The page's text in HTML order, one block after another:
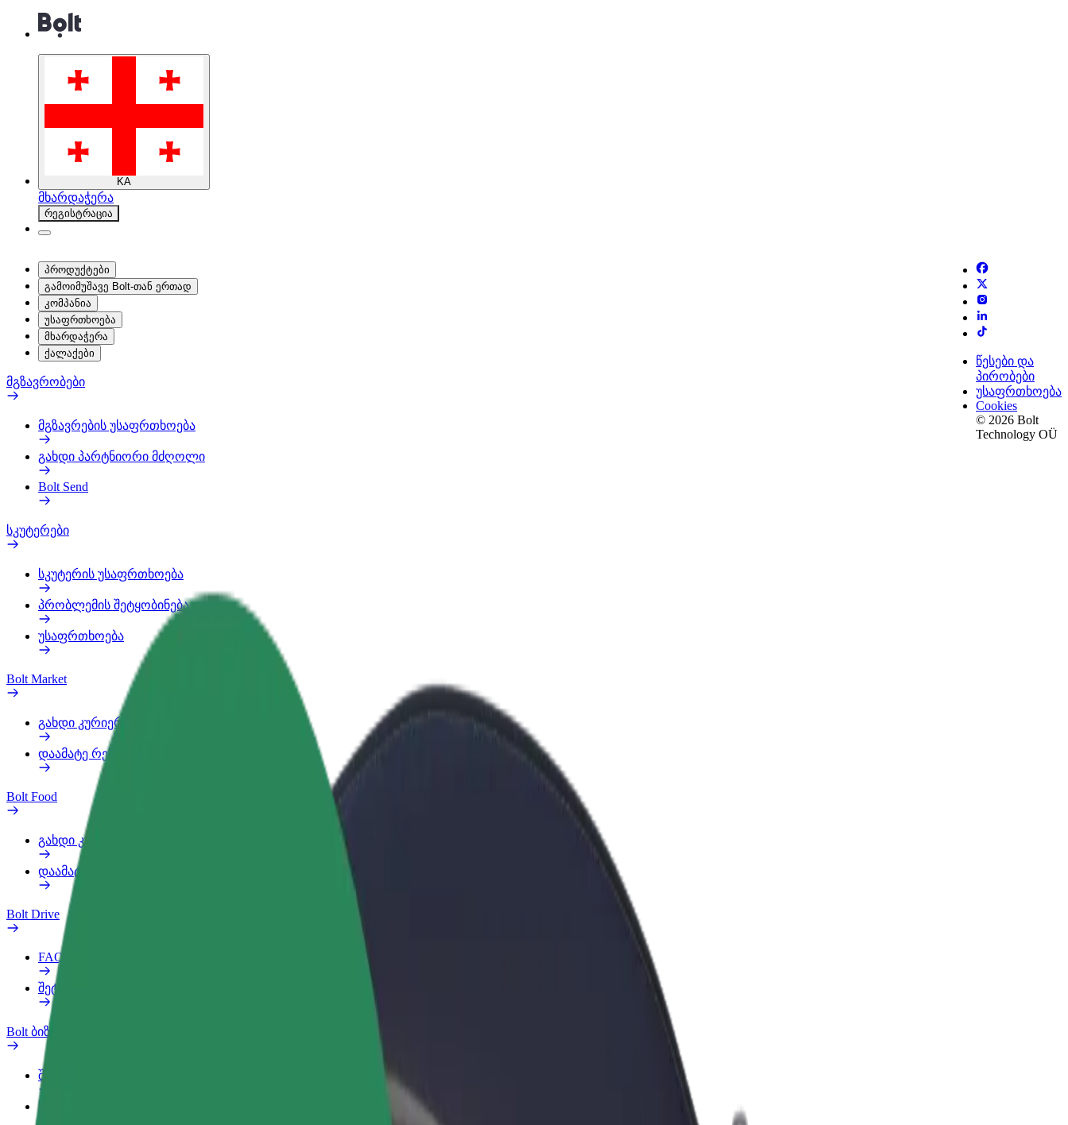
KA
მხარდაჭერა
რეგისტრაცია
პროდუქტები
გამოიმუშავე Bolt-თან ერთად
კომპანია
უსაფრთხოება
მხარდაჭერა
ქალაქები
მგზავრობები
მგზავრების უსაფრთხოება
გახდი პარტნიორი მძღოლი
Bolt Send
სკუტერები
სკუტერის უსაფრთხოება
პრობლემის შეტყობინება
უსაფრთხოება
Bolt Market
გახდი კურიერი
დაამატე რესტორანი ან მაღაზია
Bolt Food
გახდი კურიერი
დაამატე რესტორანი ან მაღაზია
Bolt Drive
FAQ
შეტყობინება ავტომობილზე
Bolt ბიზნესისთვის
შეღავათები
სამსახურის პროფილი
წესები და
პირობები
უსაფრთხოება
Cookies
© 2026 Bolt
Technology OÜ